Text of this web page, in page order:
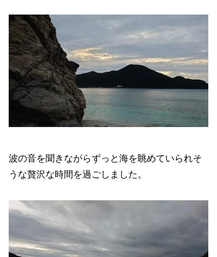
波の音を聞きながらずっと海を眺めていられそ
うな贅沢な時間を過ごしました。